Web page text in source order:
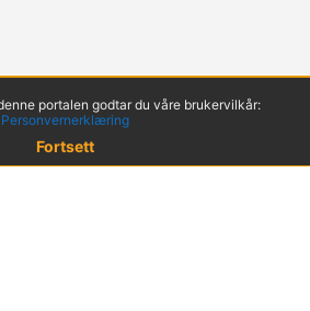
portalen godtar du våre brukervilkår:
Personvernerklæring
Fortsett